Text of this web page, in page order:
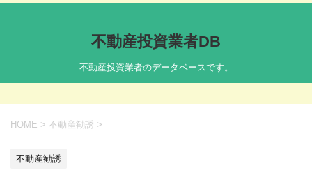
不動産投資業者DB
不動産投資業者のデータベースです。
HOME > 不動産勧誘 >
不動産勧誘